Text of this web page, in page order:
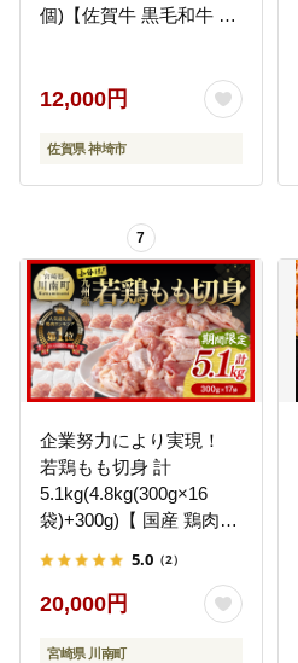
個)【佐賀牛 黒毛和牛 ブ
おかず 惣菜 おすすめ 人
12,000円
佐賀県 神埼市
7
企業努力により実現！
若鶏もも切身 計
5.1kg(4.8kg(300g×16
袋)+300g)【 国産 鶏肉
5.1kg からあげ 唐揚げ
チキン南蛮 送料無料 】
5.0 （2）
20,000円
宮崎県 川南町